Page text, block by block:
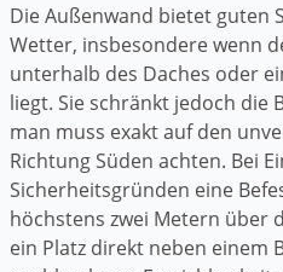
Die Außenwand bietet guten
Wetter, insbesondere wenn
unterhalb des Daches oder
liegt. Sie schränkt jedoch die
man muss exakt auf den
Richtung Süden achten. Bei
Sicherheitsgründen eine
höchstens zwei Metern über
ein Platz direkt neben einem